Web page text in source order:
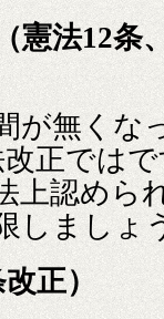
憲法12条
が無くな
正では
上認めら
しましょ
正）